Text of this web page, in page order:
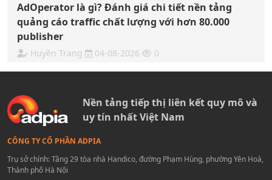
AdOperator là gì? Đánh giá chi tiết nền tảng
quảng cáo traffic chất lượng với hơn 80.000
publisher
Huyền Trang 04-08-2026 0
Nền tảng tiếp thị liên kết quy mô và
uy tín nhất Việt Nam
CÔNG TY CỔ PHẦN ADPIA
Trụ sở chính: Tầng 29 tòa nhà Handico, đường Phạm Hùng, phường Yên Hoà,
Thành phố Hà Nội